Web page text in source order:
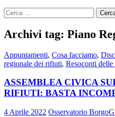
Ricerca
per:
Archivi tag: Piano
Appuntamenti, Cosa facciamo,
regionale dei rifiuti, Resoconti
ASSEMBLEA CIVICA
RIFIUTI: BASTA
4 Aprile 2022 Osservatorio